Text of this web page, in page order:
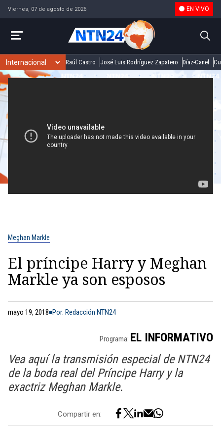
Viernes, 07 de agosto de 2026 EN VIVO
Raúl Castro José Luis Rodríguez Zapatero Díaz-Canel
Meghan Markle
El príncipe Harry y Meghan
Markle ya son esposos
mayo 19, 2018 Por: Redacción NTN24
Programa: EL INFORMATIVO
Vea aquí la transmisión especial de NTN24
de la boda real del Príncipe Harry y la
exactriz Meghan Markle.
Compartir en: